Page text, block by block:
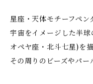
星座・天体モチーフペン
宇宙をイメージした半
オペヤ座・北斗七星)を描
その周りのビーズやパー